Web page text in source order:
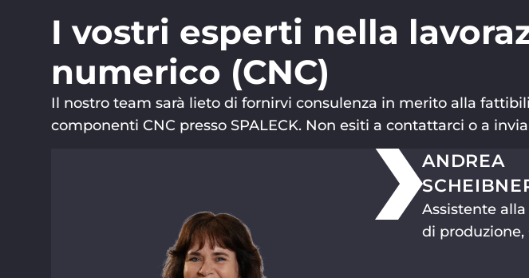
I vostri esperti nella
numerico (CNC)
Il nostro team sarà lieto di fornirvi consulenza in merito alla
componenti CNC presso SPALECK. Non esiti a contattarci o a
ANDREA
Assistente
di produzione,